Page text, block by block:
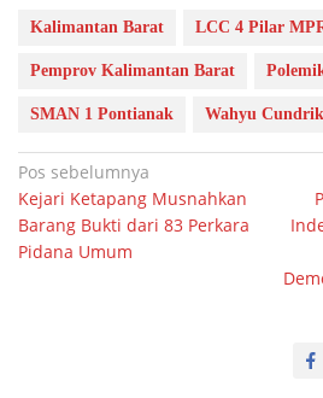
Kalimantan Barat LCC 4 Pilar
Pemprov Kalimantan Barat
SMAN 1 Pontianak Wahyu
Navigasi
pos
Pos sebelumnya
Kejari Ketapang Musnahkan
Barang Bukti dari 83 Perkara
Pidana Umum